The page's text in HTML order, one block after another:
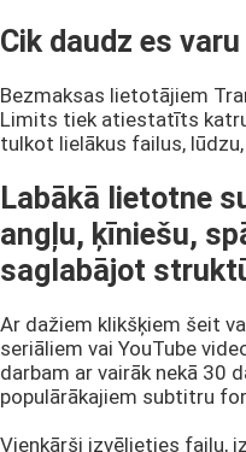
Cik daudz es
Bezmaksas lietotājiem
Limits tiek atiestatīts
tulkot lielākus failus, lūdzu,
Labākā lietotne
angļu, ķīniešu,
saglabājot
Ar dažiem klikšķiem šeit
seriāliem vai YouTube
darbam ar vairāk nekā 30
populārākajiem subtitru
Vienkārši izvēlieties failu,